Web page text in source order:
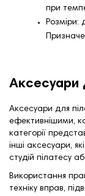
при
Розміри:
Аксесуари
Аксесуари для
ефективнішими,
категорії
інші аксесуари,
студій пілатесу
Використання
техніку вправ,